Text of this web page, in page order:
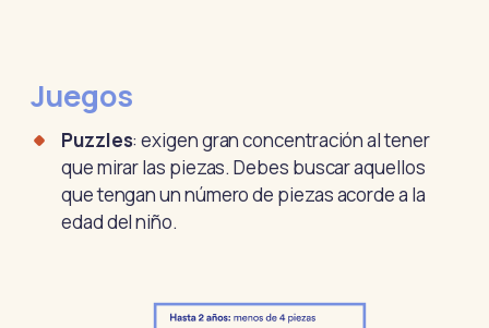
Juegos
Puzzles: exigen gran concentración al tener
que mirar las piezas. Debes buscar aquellos
que tengan un número de piezas acorde a la
edad del niño.